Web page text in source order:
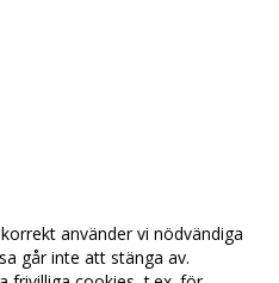
använder vi nödvändiga
går inte att stänga av.